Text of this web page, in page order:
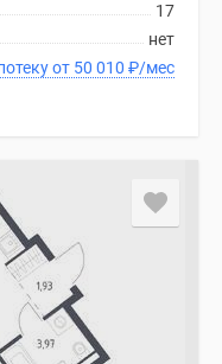
17
нет
В ипотеку от 50 010 ₽/мес